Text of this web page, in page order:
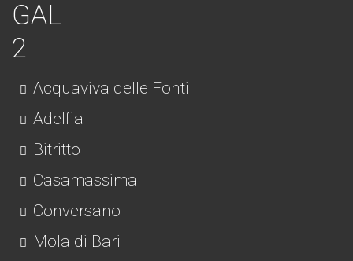
Acquaviva delle Fonti
Adelfia
Bitritto
Casamassima
Conversano
Mola di Bari